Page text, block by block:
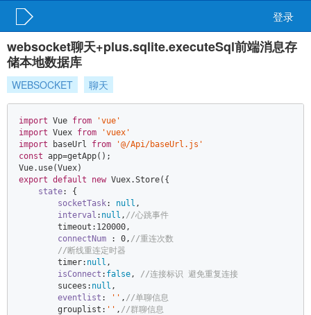
登录
websocket聊天+plus.sqlite.executeSql前端消息存
储本地数据库
WEBSOCKET 聊天
import Vue from
'vue'
import Vuex from
'vuex'
import baseUrl from
'@/Api/baseUrl.js'
const app=getApp();
export default new Vuex.Store({
state: {
socketTask: null ,
interval : null , //心跳事件
        timeout:
120000,
connectNum : 0, //重连次数
//断线重连定时器
        timer:
null ,
isConnect : false, //连接标识 避免重复连接
        sucees:
null ,
eventlist : '' , //单聊信息
        grouplist:
'' , //群聊信息